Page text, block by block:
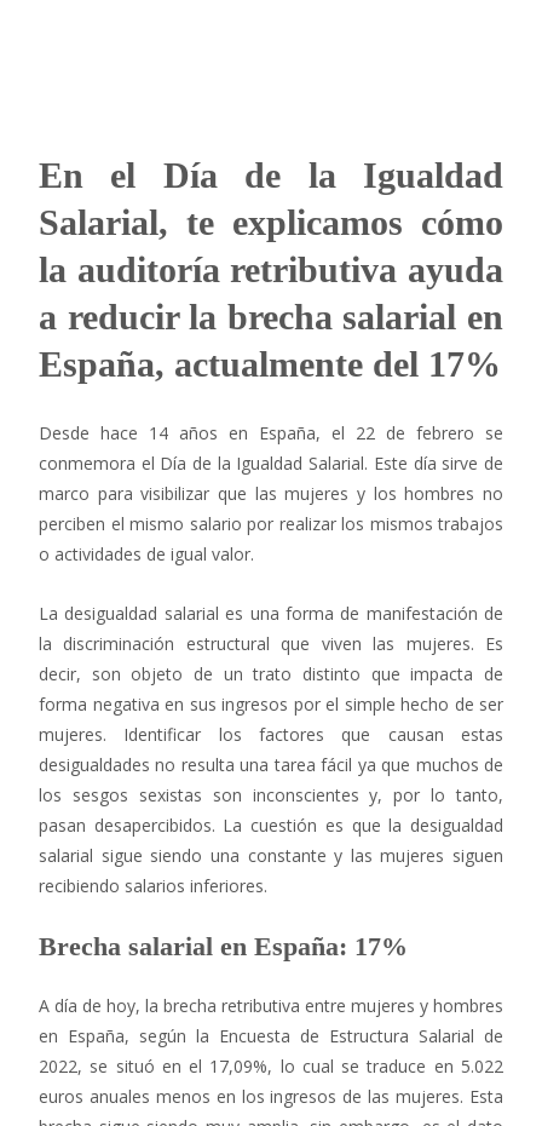
En el Día de la Igualdad
Salarial, te explicamos cómo
la auditoría retributiva ayuda
a reducir la brecha salarial en
España, actualmente del 17%
Desde hace 14 años en España, el 22 de febrero se
conmemora el Día de la Igualdad Salarial. Este día sirve de
marco para visibilizar que las mujeres y los hombres no
perciben el mismo salario por realizar los mismos trabajos
o actividades de igual valor.
La desigualdad salarial es una forma de manifestación de
la discriminación estructural que viven las mujeres. Es
decir, son objeto de un trato distinto que impacta de
forma negativa en sus ingresos por el simple hecho de ser
mujeres. Identificar los factores que causan estas
desigualdades no resulta una tarea fácil ya que muchos de
los sesgos sexistas son inconscientes y, por lo tanto,
pasan desapercibidos. La cuestión es que la desigualdad
salarial sigue siendo una constante y las mujeres siguen
recibiendo salarios inferiores.
Brecha salarial en España: 17%
A día de hoy, la brecha retributiva entre mujeres y hombres
en España, según la Encuesta de Estructura Salarial de
2022, se situó en el 17,09%, lo cual se traduce en 5.022
euros anuales menos en los ingresos de las mujeres. Esta